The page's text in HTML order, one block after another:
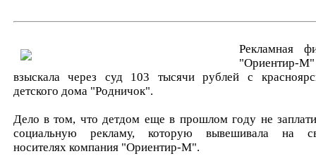
Рекламная
"Ориентир-М"
взыскала через суд 103 тысячи рублей с
детского дома "Родничок".
Дело в том, что детдом еще в прошлом году не
социальную рекламу, которую вывешивала на
носителях компания "Ориентир-М".